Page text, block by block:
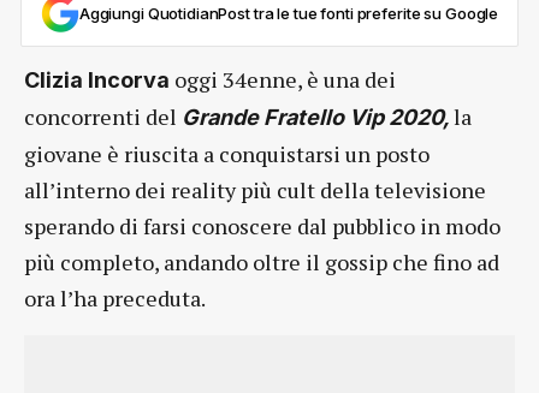
Aggiungi QuotidianPost tra le tue fonti preferite su Google
Clizia Incorva oggi 34enne, è una dei
concorrenti del Grande Fratello Vip 2020,la
giovane è riuscita a conquistarsi un posto
all’interno dei reality più cult della televisione
sperando di farsi conoscere dal pubblico in modo
più completo, andando oltre il gossip che fino ad
ora l’ha preceduta.